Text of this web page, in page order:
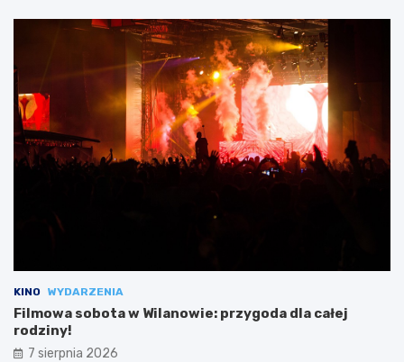
KINO WYDARZENIA
Filmowa sobota w Wilanowie: przygoda dla całej
rodziny!
7 sierpnia 2026